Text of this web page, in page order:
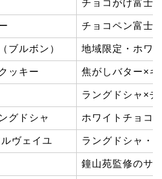
チョコがけ富士
チョコペン富士
ブルボン） 地域限定・ホワ
ッキー 焦がしバター×
ラングドシャ×
グドシャ ホワイトチョコ
ヴェイユ ラングドシャ・
鐘山苑監修のサ